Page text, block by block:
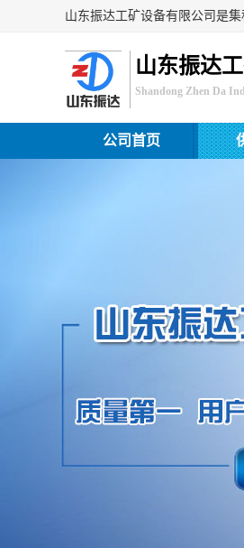
山东振达
Shandong Zhen Da
公司首页